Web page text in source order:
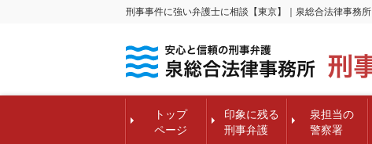
刑事事件に強い弁護士に相談【東京】｜泉総合法律事務所
トップ
ページ
印象に残る
刑事弁護
泉担当の
警察署